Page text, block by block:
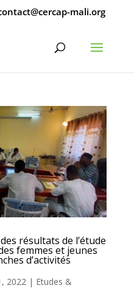
DES CAPACITÉS
PLAIDOYER mali.org
résultats de l’étude
femmes et jeunes
d’activités
2022| Etudes &